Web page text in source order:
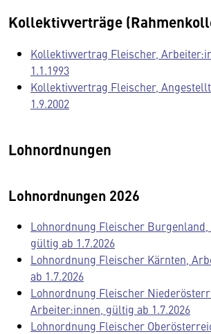
Kollektivverträge
Kollektivvertrag Fleischer,
1.1.1993
Kollektivvertrag Fleischer,
1.9.2002
Lohnordnungen
Lohnordnungen 2026
Lohnordnung Fleischer Burgenland,
gültig ab 1.7.2026
Lohnordnung Fleischer Kärnten,
ab 1.7.2026
Lohnordnung Fleischer
Arbeiter:innen, gültig ab 1.7.2026
Lohnordnung Fleischer